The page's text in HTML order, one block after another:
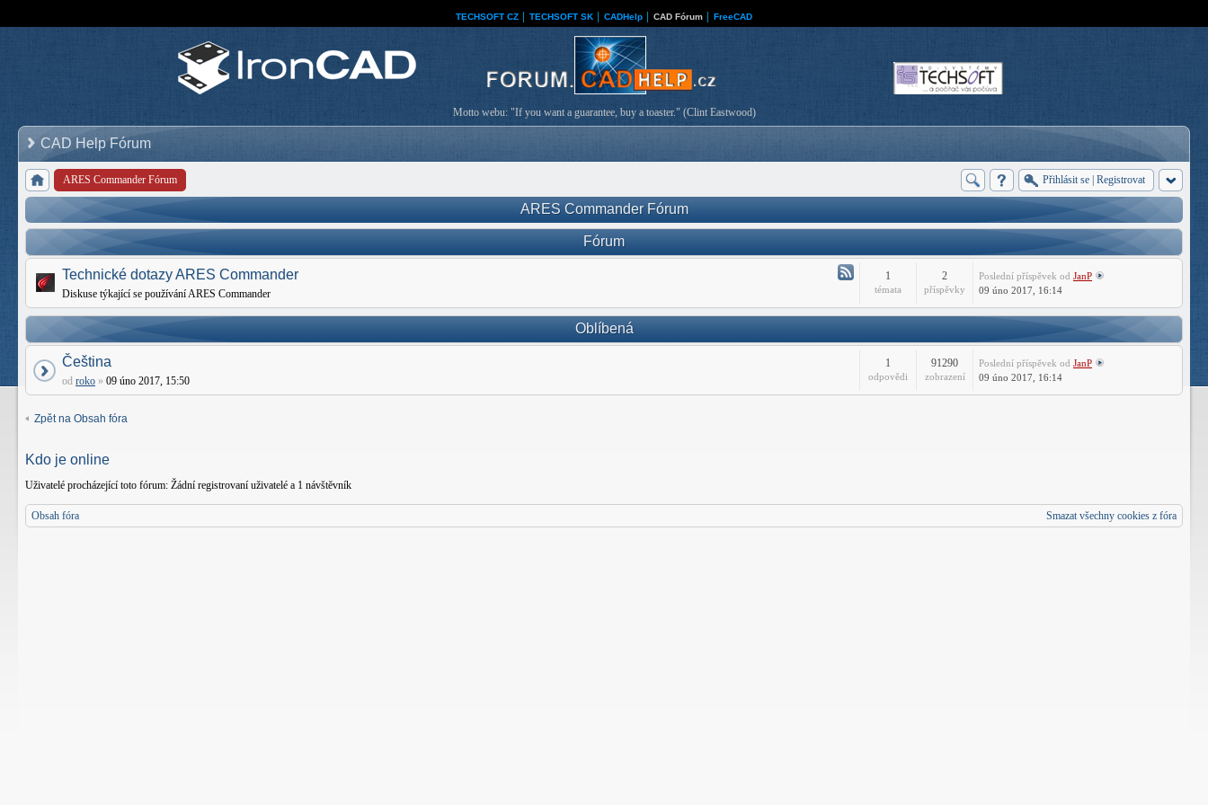
TECHSOFT CZ TECHSOFT SK CADHelp CAD Fórum FreeCAD
Motto webu: "If you want a guarantee, buy a toaster." (Clint Eastwood)
CAD Help Fórum
ARES Commander Fórum Přihlásit se Registrovat
ARES Commander Fórum
Fórum
Atom
-
Commander
Technické dotazy ARES Commander
Diskuse týkající se používání ARES Commander
1
témata
2
příspěvky
Poslední příspěvek od JanP
09 úno 2017, 16:14
Oblíbená
Čeština
od roko » 09 úno 2017, 15:50
1
odpovědi
91290
zobrazení
Poslední příspěvek od JanP
09 úno 2017, 16:14
Zpět na Obsah fóra
Kdo je online
Uživatelé procházející toto fórum: Žádní registrovaní uživatelé a 1 návštěvník
Obsah fóra Smazat všechny cookies z fóra